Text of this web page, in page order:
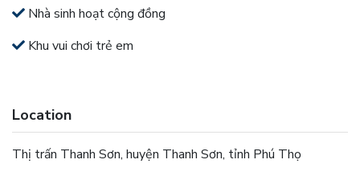
Nhà sinh hoạt cộng đồng
Khu vui chơi trẻ em
Location
Thị trấn Thanh Sơn, huyện Thanh Sơn, tỉnh Phú Thọ